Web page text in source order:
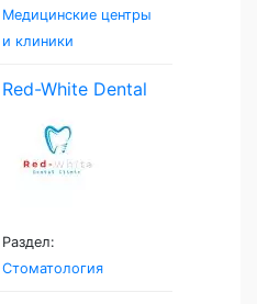
Медицинские центры
и клиники
Red-White Dental
Раздел:
Стоматология